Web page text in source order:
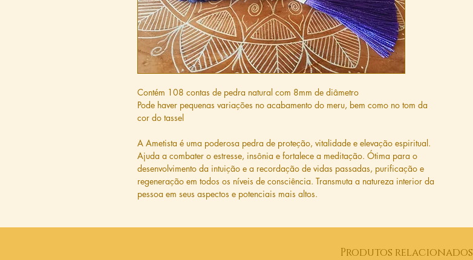
Contém 108 contas de pedra natural com 8mm de diâmetro
Pode haver pequenas variações no acabamento do meru, bem como no tom da
cor do tassel
A Ametista é uma poderosa pedra de proteção, vitalidade e elevação espiritual.
Ajuda a combater o estresse, insônia e fortalece a meditação. Ótima para o
desenvolvimento da intuição e a recordação de vidas passadas, purificação e
regeneração em todos os níveis de consciência. Transmuta a natureza interior da
pessoa em seus aspectos e potenciais mais altos.
Produtos relacionados